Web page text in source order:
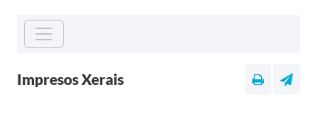
Impresos Xerais